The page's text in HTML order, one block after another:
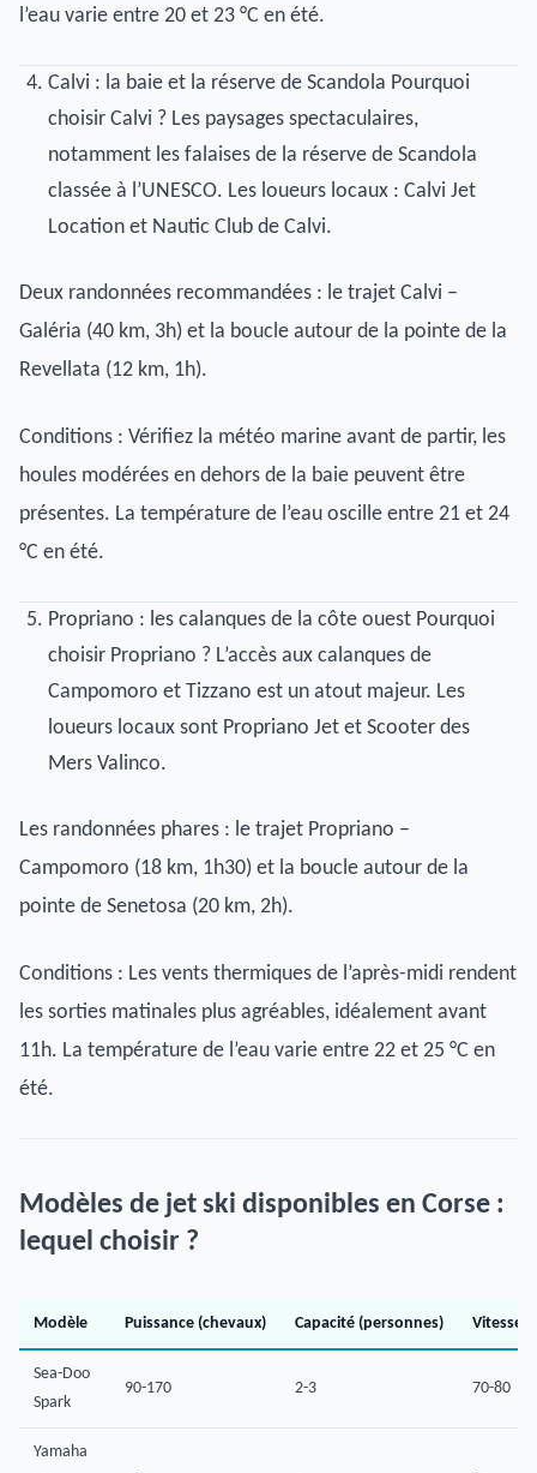
l’eau varie entre 20 et 23 °C en été.
Calvi : la baie et la réserve de Scandola Pourquoi
choisir Calvi ? Les paysages spectaculaires,
notamment les falaises de la réserve de Scandola
classée à l’UNESCO. Les loueurs locaux : Calvi Jet
Location et Nautic Club de Calvi.
Deux randonnées recommandées : le trajet Calvi –
Galéria (40 km, 3h) et la boucle autour de la pointe de la
Revellata (12 km, 1h).
Conditions : Vérifiez la météo marine avant de partir, les
houles modérées en dehors de la baie peuvent être
présentes. La température de l’eau oscille entre 21 et 24
°C en été.
Propriano : les calanques de la côte ouest Pourquoi
choisir Propriano ? L’accès aux calanques de
Campomoro et Tizzano est un atout majeur. Les
loueurs locaux sont Propriano Jet et Scooter des
Mers Valinco.
Les randonnées phares : le trajet Propriano –
Campomoro (18 km, 1h30) et la boucle autour de la
pointe de Senetosa (20 km, 2h).
Conditions : Les vents thermiques de l’après-midi rendent
les sorties matinales plus agréables, idéalement avant
11h. La température de l’eau varie entre 22 et 25 °C en
été.
Modèles de jet ski disponibles en Corse :
lequel choisir ?
Modèle Puissance (chevaux) Capacité (personnes) Vitesse
Sea-Doo
Spark
90-170 2-3 70-80
Yamaha